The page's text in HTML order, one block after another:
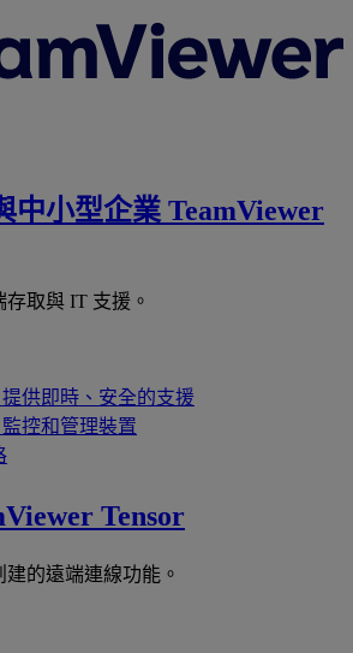
中小型企業 TeamViewer
取與 IT 支援。
提供即時、安全的支援
監控和管理裝置
Tensor
的遠端連線功能。